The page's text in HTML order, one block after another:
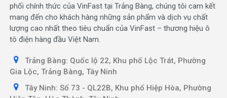
phối chính thức của VinFast tại Trảng Bàng, chúng tôi cam kết
mang đến cho khách hàng những sản phẩm và dịch vụ chất
lượng cao nhất theo tiêu chuẩn của VinFast – thương hiệu ô
tô điện hàng đầu Việt Nam.
Trảng Bàng: Quốc lộ 22, Khu phố Lộc Trát, Phường
Gia Lộc, Trảng Bàng, Tây Ninh
Tây Ninh: Số 73 - QL22B, Khu phố Hiệp Hòa, Phường